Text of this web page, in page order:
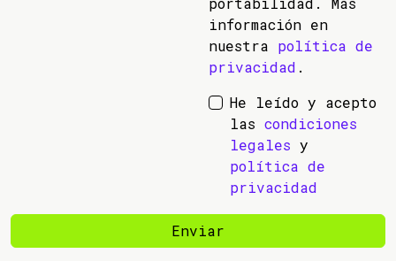
información en
nuestra política de
privacidad .
He leído y acepto
las condiciones
legales y
política de
privacidad
Enviar